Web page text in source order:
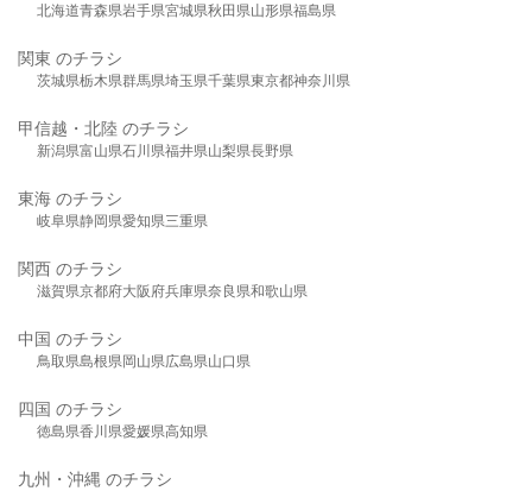
北海道青森県岩手県宮城県秋田県山形県福島県
関東 のチラシ
茨城県栃木県群馬県埼玉県千葉県東京都神奈川県
甲信越・北陸 のチラシ
新潟県富山県石川県福井県山梨県長野県
東海 のチラシ
岐阜県静岡県愛知県三重県
関西 のチラシ
滋賀県京都府大阪府兵庫県奈良県和歌山県
中国 のチラシ
鳥取県島根県岡山県広島県山口県
四国 のチラシ
徳島県香川県愛媛県高知県
九州・沖縄 のチラシ